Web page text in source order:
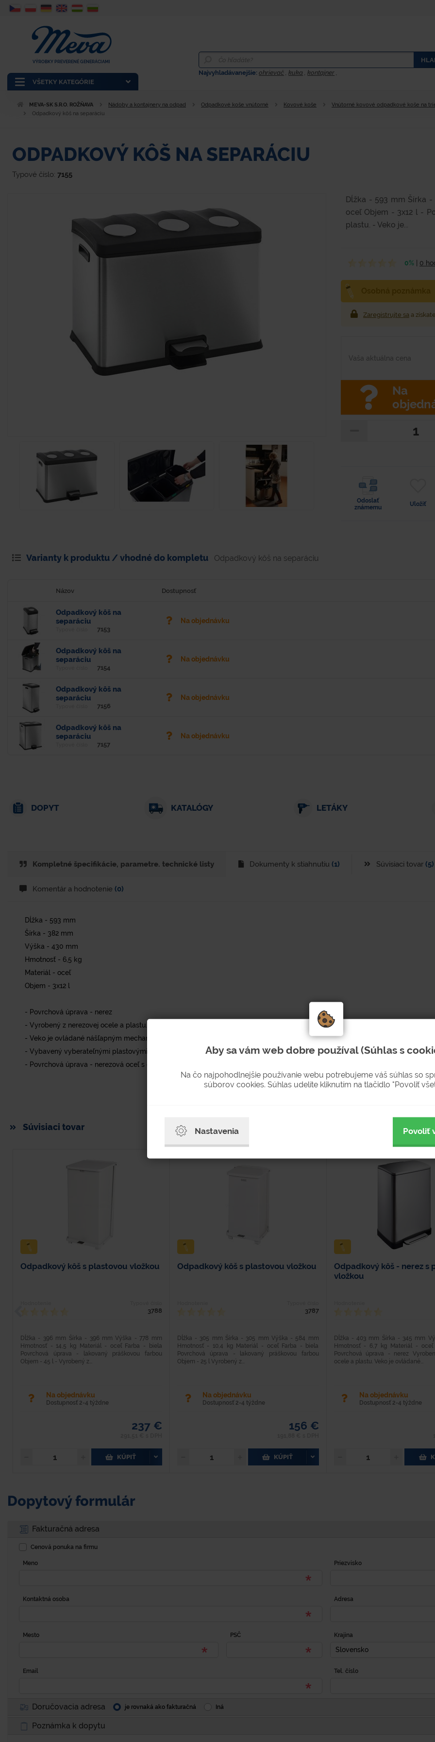
VŠETKY KATEGÓRIE
VÝROBKY PREVERENÉ GENERÁCIAMI
Najvyhladávanejšie:ohrievač ,kuka ,kontajner ,
MEVA-SK S.R.O. ROŽŇAVA Nádoby a kontajnery na odpad Odpadkové koše vnútorné Kovové koše
Vnútorné kovové odpadkové koše na
Odpadkový kôš na separáciu
ODPADKOVÝ KÔŠ NA SEPARÁCIU
Typové číslo: 7155
Dĺžka - 593 mm Šírka
oceľ Objem - 3x12 l -
plastu. - Veko je...
0% 0
Zaregistrujte sa a
Vaša aktuálna cena
Na
Odoslať
známemu
Uložiť
Varianty k produktu / vhodné do kompletu Odpadkový kôš na separáciu
Názov Dostupnosť
Odpadkový kôš na
separáciu
7153
Na objednávku
Odpadkový kôš na
separáciu
7154
Na objednávku
Odpadkový kôš na
separáciu
7156
Na objednávku
Odpadkový kôš na
separáciu
7157
Na objednávku
DOPYT KATALÓGY LETÁKY
Kompletné špecifikácie, parametre. technické listy Dokumenty k stiahnutiu (1) Súvisiaci tovar (5)
Komentár a hodnotenie (0)
Dĺžka - 593 mm
Šírka - 382 mm
Výška - 430 mm
Hmotnosť - 6,5 kg
Materiál - oceľ
Objem - 3x12 l
- Povrchová úprava - nerez
- Vyrobený z nerezovej ocele a plastu.
- Veko je ovládané nášľapným mechanizmom s tlmičom uzatvárania.
- Vybavený vyberateľnými plastovými vložkami.
- Povrchová úprava - nerezová oceľ s ochranou pred odtlačkami prstov.
Súvisiaci tovar
Odpadkový kôš s plastovou vložkou
3788
Dĺžka - 396 mm Šírka - 396 mm Výška - 778 mm
Hmotnosť - 14,5 kg Materiál - oceľ Farba - biela
Povrchová úprava - lakovaný práškovou farbou
Objem - 45 l - Vyrobený z...
Na objednávku
Dostupnosť 2-4 týždne
237 €
KÚPIŤ
Odpadkový kôš s plastovou vložkou
3787
Dĺžka - 305 mm Šírka - 305 mm Výška - 584 mm
Hmotnosť - 10,4 kg Materiál - oceľ Farba - biela
Povrchová úprava - lakovaný práškovou farbou
Objem - 25 l Vyrobený z...
Na objednávku
Dostupnosť 2-4 týždne
156 €
KÚPIŤ
Odpadkový kôš - nerez s
vložkou
Dĺžka - 403 mm Šírka - 345 mm
Hmotnosť - 6,7 kg Materiál -
Povrchová úprava - nerez
ocele a plastu. Veko je ovládané...
Na objednávku
Dostupnosť 2-4 týždne
Dopytový formulár
Fakturačná adresa
Cenová ponuka na firmu
Meno Priezvisko
Kontaktná osoba Adresa
Mesto PSČ Krajina
Slovensko
Email Tel. číslo
Doručovacia adresa je rovnaká ako fakturačná Iná
Poznámka k dopytu
Aby sa vám web dobre používal (Súhlas s
Na čo najpohodlnejšie používanie webu potrebujeme váš súhlas so
súborov cookies. Súhlas udelíte kliknutím na tlačidlo "Povoliť
Nastavenia Povoliť